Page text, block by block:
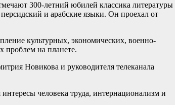
300-летний юбилей классика литературы
и арабские языки. Он проехал от
культурных, экономических, военно-
проблем на планете.
Новикова и руководителя телеканала
человека труда, интернационализм и